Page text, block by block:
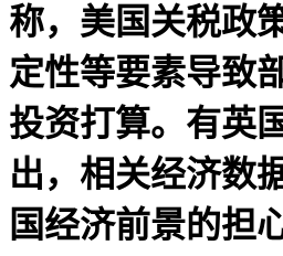
称，美国关税政
定性等要素导致
投资打算。有英
出，相关经济数
国经济前景的担心